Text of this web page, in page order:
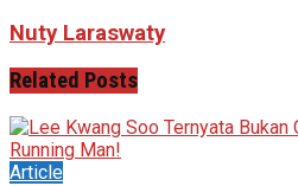
Nuty Laraswaty
Related Posts
Article